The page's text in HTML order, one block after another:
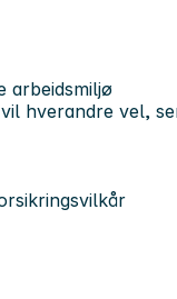
arbeidsmiljø
hverandre vel,